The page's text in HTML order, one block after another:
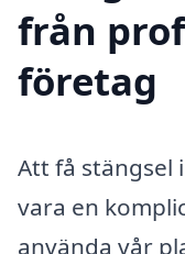
från
företag
Att få stängsel
vara en
använda vår